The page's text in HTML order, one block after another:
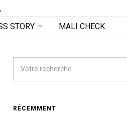
STORY MALI CHECK
RÉCEMMENT